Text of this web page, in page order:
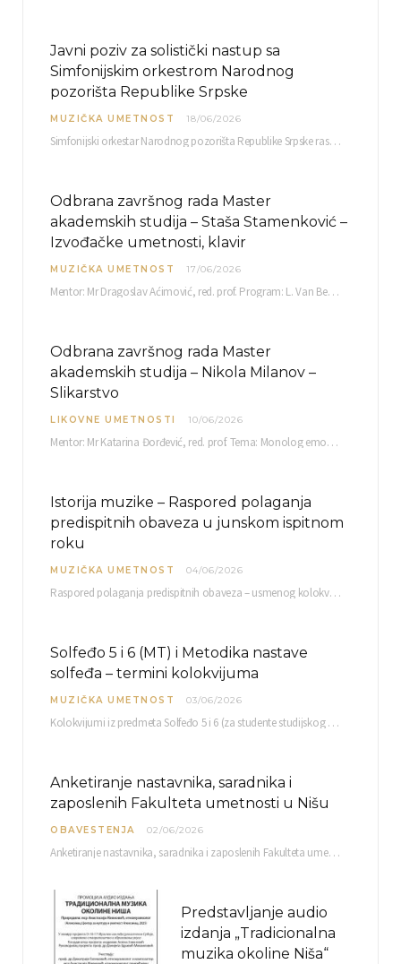
Javni poziv za solistički nastup sa
Simfonijskim orkestrom Narodnog
pozorišta Republike Srpske
MUZIČKA UMETNOST 18/06/2026
Simfonijski orkestar Narodnog pozorišta Republike Srpske raspisuje javni poziv za učešće u projektu „CRESCENDO: Nova…
Odbrana završnog rada Master
akademskih studija – Staša Stamenković –
Izvođačke umetnosti, klavir
MUZIČKA UMETNOST 17/06/2026
Mentor: Mr Dragoslav Aćimović, red. prof. Program: L. Van Betoven: Sonata op. 31 br. 2 u…
Odbrana završnog rada Master
akademskih studija – Nikola Milanov –
Slikarstvo
LIKOVNE UMETNOSTI 10/06/2026
Mentor: Mr Katarina Đorđević, red. prof. Tema: Monolog emocija Sreda, 17. 06. 2026. u 15:30 sati Sala br. 12 Fakulteta umetnosti u Nišu, Kneginje…
Istorija muzike – Raspored polaganja
predispitnih obaveza u junskom ispitnom
roku
MUZIČKA UMETNOST 04/06/2026
Raspored polaganja predispitnih obaveza – usmenog kolokvijuma i testa iz slušanja muzike – objavljen je…
Solfeđo 5 i 6 (MT) i Metodika nastave
solfeđa – termini kolokvijuma
MUZIČKA UMETNOST 03/06/2026
Kolokvijumi iz predmeta Solfeđo 5 i 6 (za studente studijskog programa Muzička teorija) i Metodika…
Anketiranje nastavnika, saradnika i
zaposlenih Fakulteta umetnosti u Nišu
OBAVESTENJA 02/06/2026
Anketiranje nastavnika, saradnika i zaposlenih Fakulteta umetnosti u Nišu radi sačinjavanja Izveštaja o samovrednovanju biće…
Predstavljanje audio
izdanja „Tradicionalna
muzika okoline Niša“